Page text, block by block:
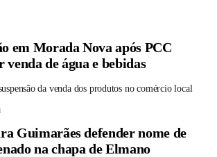
em Morada Nova após PCC
de água e bebidas
da venda dos produtos no comércio local
Guimarães defender nome de
na chapa de Elmano